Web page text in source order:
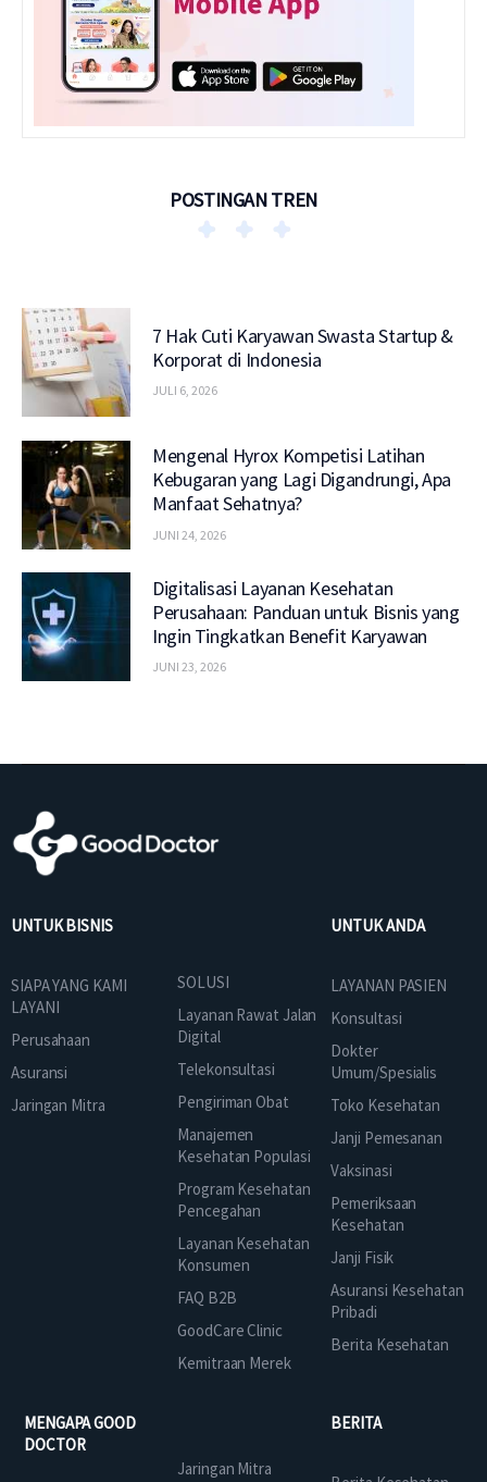
POSTINGAN TREN
7 Hak Cuti Karyawan Swasta Startup &
Korporat di Indonesia
JULI 6, 2026
Mengenal Hyrox Kompetisi Latihan
Kebugaran yang Lagi Digandrungi, Apa
Manfaat Sehatnya?
JUNI 24, 2026
Digitalisasi Layanan Kesehatan
Perusahaan: Panduan untuk Bisnis yang
Ingin Tingkatkan Benefit Karyawan
JUNI 23, 2026
UNTUK BISNIS
SIAPA YANG KAMI
LAYANI
Perusahaan
Asuransi
Jaringan Mitra
SOLUSI
Layanan Rawat Jalan
Digital
Telekonsultasi
Pengiriman Obat
Manajemen
Kesehatan Populasi
Program Kesehatan
Pencegahan
Layanan Kesehatan
Konsumen
FAQ B2B
GoodCare Clinic
Kemitraan Merek
UNTUK ANDA
LAYANAN PASIEN
Konsultasi
Dokter
Umum/Spesialis
Toko Kesehatan
Janji Pemesanan
Vaksinasi
Pemeriksaan
Kesehatan
Janji Fisik
Asuransi Kesehatan
Pribadi
Berita Kesehatan
MENGAPA GOOD
DOCTOR
Jaringan Mitra
BERITA